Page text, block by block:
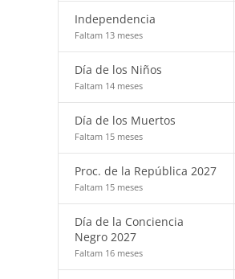
Independencia
Faltam 13 meses
Día de los Niños
Faltam 14 meses
Día de los Muertos
Faltam 15 meses
Proc. de la República 2027
Faltam 15 meses
Día de la Conciencia
Negro 2027
Faltam 16 meses